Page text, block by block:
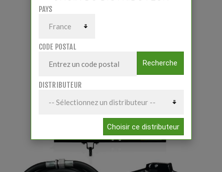
PAYS
CODE POSTAL
Recherche
DISTRIBUTEUR
Choisir ce distributeur